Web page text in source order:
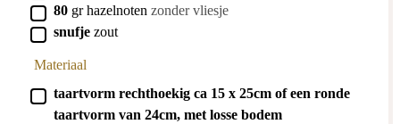
▢
80 grhazelnoten zonder vliesje
▢
snufje zout
Materiaal
▢
taartvorm rechthoekig ca 15 x 25cm of een ronde
taartvorm van 24cm, met losse bodem